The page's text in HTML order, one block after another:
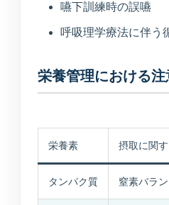
嚥下訓練時の誤嚥
呼吸理学療法に伴う
栄養管理における注
栄養素 摂取に関
タンパク質 窒素バラ
MARUOKA AI GUIDE
まるおかAI案内
護の窓口をすぐご案内しま
こんにちは。予約ペー